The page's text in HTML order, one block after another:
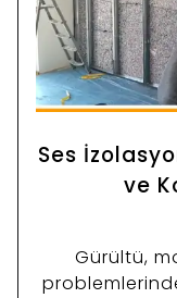
Ses
ve
Gürültü,